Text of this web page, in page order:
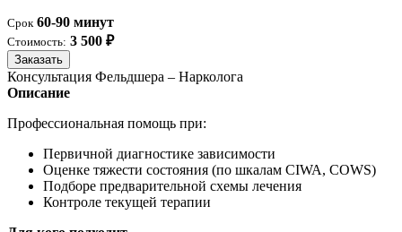
Срок 60-90 минут
Стоимость: 3 500 ₽
Заказать
Консультация Фельдшера – Нарколога
Описание
Профессиональная помощь при:
Первичной диагностике зависимости
Оценке тяжести состояния (по шкалам CIWA, COWS)
Подборе предварительной схемы лечения
Контроле текущей терапии